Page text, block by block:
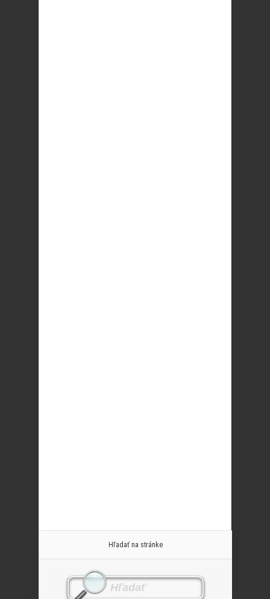
Hľadať na stránke